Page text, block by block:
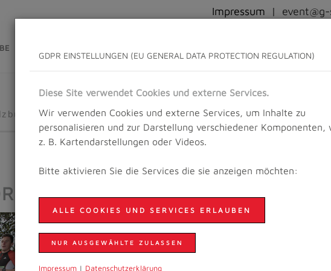
Impressum |
Trailrunning Festival
FÜR
Hier findet ihr alle wichtigen Informationen für das
Die Online-Anmeldung ist geschlossen und es haben
Trailrunning Festival angemeldet. Wir freuen uns auf
GDPR EINSTELLUNGEN (EU GENERAL DATA PROTECTION REGULATION)
Diese Site verwendet Cookies und externe Services.
Wir verwenden Cookies und externe Services, um Inhalte zu
personalisieren und zur Darstellung verschiedener Komponenten,
z. B. Kartendarstellungen oder Videos.
Bitte aktivieren Sie die Services die sie anzeigen möchten:
ALLE COOKIES UND SERVICES ERLAUBEN
NUR AUSGEWÄHLTE ZULASSEN
Impressum | Daten­schutzer­klärung